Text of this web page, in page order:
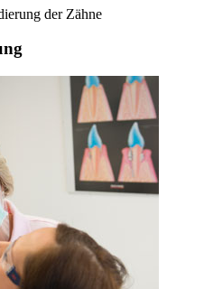
der Zähne